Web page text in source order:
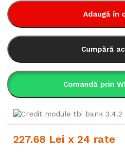
Adaugă în
Cumpără
Comandă prin
227.68 Lei x 24 rate